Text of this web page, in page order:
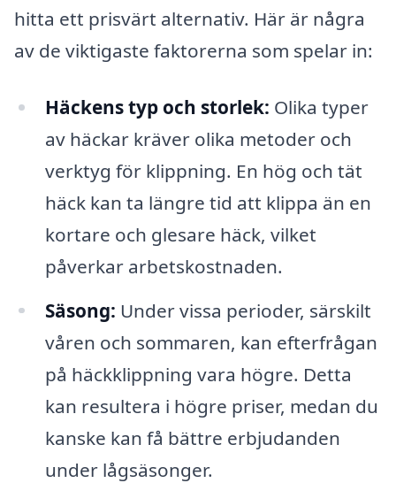
hitta ett prisvärt alternativ. Här är några
av de viktigaste faktorerna som spelar in:
Häckens typ och storlek: Olika typer
av häckar kräver olika metoder och
verktyg för klippning. En hög och tät
häck kan ta längre tid att klippa än en
kortare och glesare häck, vilket
påverkar arbetskostnaden.
Säsong: Under vissa perioder, särskilt
våren och sommaren, kan efterfrågan
på häckklippning vara högre. Detta
kan resultera i högre priser, medan du
kanske kan få bättre erbjudanden
under lågsäsonger.